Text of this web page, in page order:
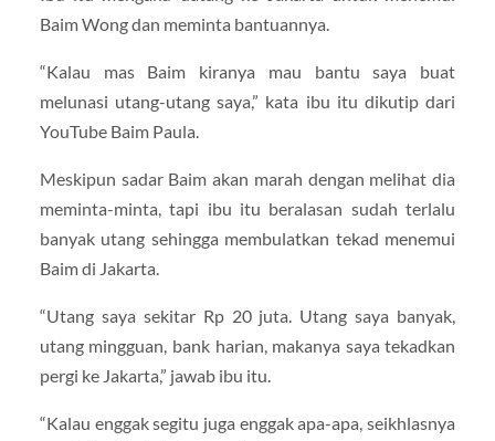
Baim Wong dan meminta bantuannya.
“Kalau mas Baim kiranya mau bantu saya buat
melunasi utang-utang saya,” kata ibu itu dikutip dari
YouTube Baim Paula.
Meskipun sadar Baim akan marah dengan melihat dia
meminta-minta, tapi ibu itu beralasan sudah terlalu
banyak utang sehingga membulatkan tekad menemui
Baim di Jakarta.
“Utang saya sekitar Rp 20 juta. Utang saya banyak,
utang mingguan, bank harian, makanya saya tekadkan
pergi ke Jakarta,” jawab ibu itu.
“Kalau enggak segitu juga enggak apa-apa, seikhlasnya